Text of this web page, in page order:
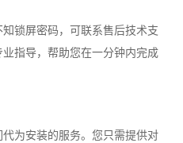
锁屏密码，可联系售后技术支
指导，帮助您在一分钟内完成
为安装的服务。您只需提供对